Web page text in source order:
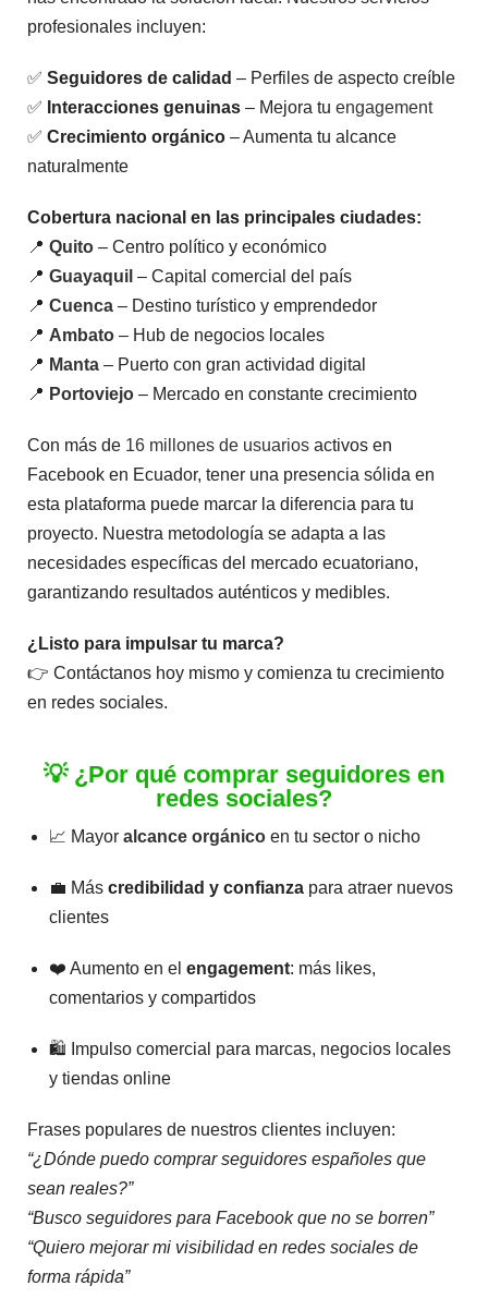
Likes
2.80
$42.70
V
a
r
d
o
e
n
0
e
5
l
o
e
n
0
d
$2.60
V
a
l
o
profesionales incluyen:
✅Seguidores de calidad – Perfiles de aspecto creíble
✅ Interacciones genuinas – Mejora tuengagement
✅Crecimiento orgánico – Aumenta tu alcance
naturalmente
Cobertura nacional en las principales ciudades:
📍Quito – Centro político y económico
📍Guayaquil – Capital comercial del país
📍Cuenca – Destino turístico y emprendedor
📍 Ambato – Hub de negocios locales
📍 Manta – Puerto con gran actividad digital
📍 Portoviejo – Mercado en constante crecimiento
Con más de 16 millones de usuarios activos en
Facebook en Ecuador, tener una presencia sólida en
esta plataforma puede marcar la diferencia para tu
proyecto. Nuestra metodología se adapta a las
necesidades específicas del mercado ecuatoriano,
garantizando resultados auténticos y medibles.
¿Listo para impulsar tu marca?
👉 Contáctanos hoy mismo y comienza tu crecimiento
en redes sociales.
💡 ¿Por qué comprar seguidores en
redes sociales?
📈 Mayoralcance orgánico en tu sector o nicho
💼 Máscredibilidad y confianza para atraer nuevos
clientes
❤️ Aumento en elengagement: más likes,
comentarios y compartidos
🛍️ Impulso comercial para marcas, negocios locales
y tiendas online
Frases populares de nuestros clientes incluyen:
“¿Dónde puedo comprar seguidores españoles que
sean reales?”
“Busco seguidores para Facebook que no se borren”
“Quiero mejorar mi visibilidad en redes sociales de
forma rápida”